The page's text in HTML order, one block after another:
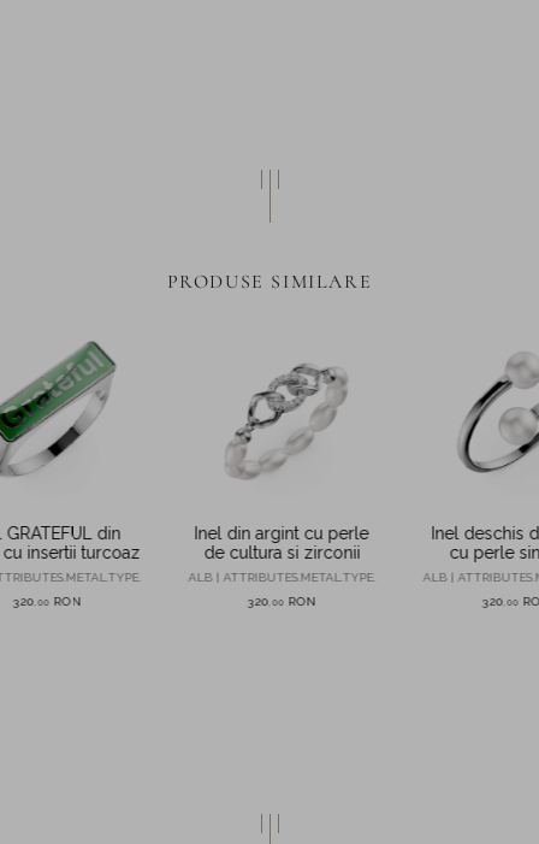
PRODUSE SIMILARE
GRATEFUL din
insertii turcoaz
320 00 RON
Inel din argint cu perle
de cultura si zirconii
ALB | ATTRIBUTES.METAL.TYPE.
320 00 RON
Inel deschis
cu perle
ALB |
320 00